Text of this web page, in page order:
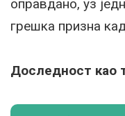
оправдано, уз
грешка призна
Доследност као